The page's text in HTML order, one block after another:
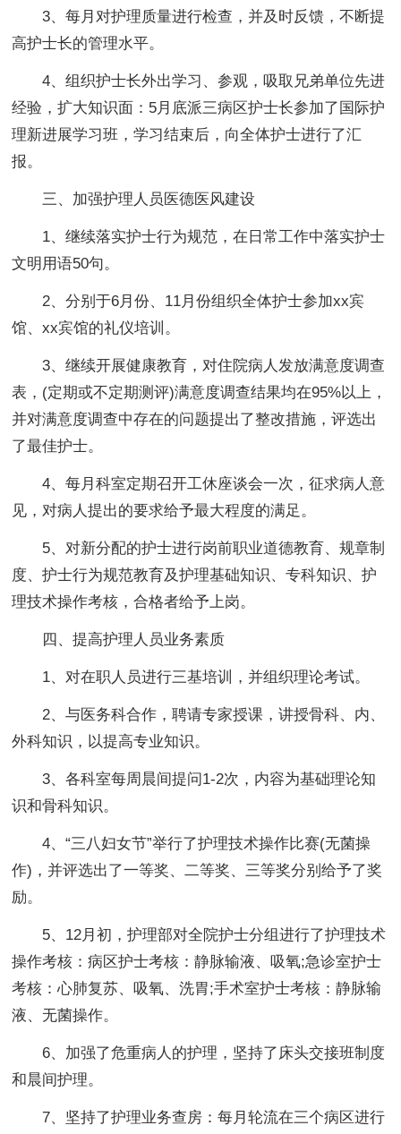
3、每月对护理质量进行检查，并及时反馈，不断提
高护士长的管理水平。
4、组织护士长外出学习、参观，吸取兄弟单位先进
经验，扩大知识面：5月底派三病区护士长参加了国际护
理新进展学习班，学习结束后，向全体护士进行了汇
报。
三、加强护理人员医德医风建设
1、继续落实护士行为规范，在日常工作中落实护士
文明用语50句。
2、分别于6月份、11月份组织全体护士参加xx宾
馆、xx宾馆的礼仪培训。
3、继续开展健康教育，对住院病人发放满意度调查
表，(定期或不定期测评)满意度调查结果均在95%以上，
并对满意度调查中存在的问题提出了整改措施，评选出
了最佳护士。
4、每月科室定期召开工休座谈会一次，征求病人意
见，对病人提出的要求给予最大程度的满足。
5、对新分配的护士进行岗前职业道德教育、规章制
度、护士行为规范教育及护理基础知识、专科知识、护
理技术操作考核，合格者给予上岗。
四、提高护理人员业务素质
1、对在职人员进行三基培训，并组织理论考试。
2、与医务科合作，聘请专家授课，讲授骨科、内、
外科知识，以提高专业知识。
3、各科室每周晨间提问1-2次，内容为基础理论知
识和骨科知识。
4、“三八妇女节”举行了护理技术操作比赛(无菌操
作)，并评选出了一等奖、二等奖、三等奖分别给予了奖
励。
5、12月初，护理部对全院护士分组进行了护理技术
操作考核：病区护士考核：静脉输液、吸氧;急诊室护士
考核：心肺复苏、吸氧、洗胃;手术室护士考核：静脉输
液、无菌操作。
6、加强了危重病人的护理，坚持了床头交接班制度
和晨间护理。
7、坚持了护理业务查房：每月轮流在三个病区进行